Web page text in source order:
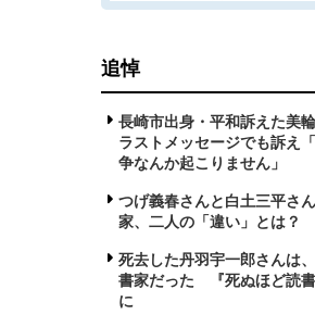
追悼
長崎市出身・平和訴えた美
ラストメッセージでも訴え
争なんか起こりません」
つげ義春さんと白土三平さ
家、二人の「違い」とは？
死去した丹羽宇一郎さんは
書家だった 『死ぬほど読
に